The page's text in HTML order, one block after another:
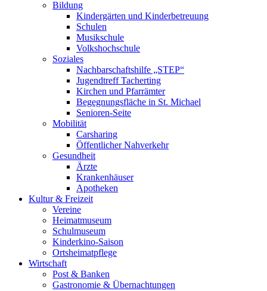
Bildung
Kindergärten und Kinderbetreuung
Schulen
Musikschule
Volkshochschule
Soziales
Nachbarschaftshilfe „STEP“
Jugendtreff Tacherting
Kirchen und Pfarrämter
Begegnungsfläche in St. Michael
Senioren-Seite
Mobilität
Carsharing
Öffentlicher Nahverkehr
Gesundheit
Ärzte
Krankenhäuser
Apotheken
Kultur & Freizeit
Vereine
Heimatmuseum
Schulmuseum
Kinderkino-Saison
Ortsheimatpflege
Wirtschaft
Post & Banken
Gastronomie & Übernachtungen